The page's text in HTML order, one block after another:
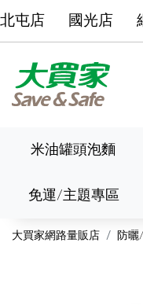
北屯店 國光店
米油罐頭泡麵
免運/主題專區
大買家網路量販店 防曬